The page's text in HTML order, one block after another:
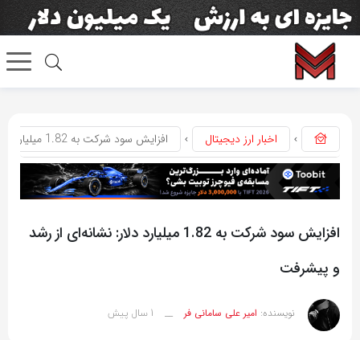
اخبار ارز دیجیتال افزایش سود شرکت به 1.82 میلیارد دلار: نشانه‌ای از رشد و پیشرفت
افزایش سود شرکت به 1.82 میلیارد دلار: نشانه‌ای از رشد
و پیشرفت
نویسنده: امیر علی سامانی فر __ 1 سال پیش